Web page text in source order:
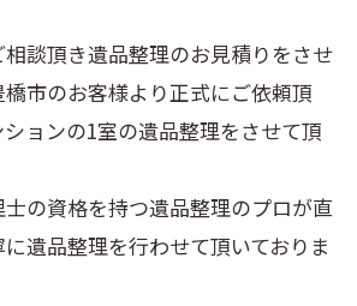
談頂き遺品整理のお見積りをさせ
市のお客様より正式にご依頼頂
ョンの1室の遺品整理をさせて頂
の資格を持つ遺品整理のプロが直
遺品整理を行わせて頂いておりま